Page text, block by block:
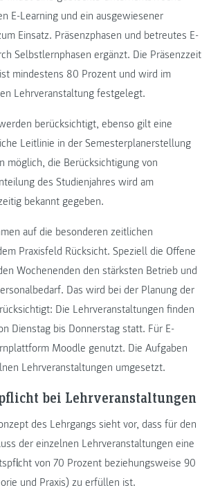
E-Learning und ein ausgewiesener
Einsatz. Präsenzphasen und betreutes E-
Selbstlernphasen ergänzt. Die Präsenzzeit
mindestens 80 Prozent und wird im
Lehrveranstaltung festgelegt.
berücksichtigt, ebenso gilt eine
Leitlinie in der Semesterplanerstellung
möglich, die Berücksichtigung von
des Studienjahres wird am
bekannt gegeben.
auf die besonderen zeitlichen
Praxisfeld Rücksicht. Speziell die Offene
Wochenenden den stärksten Betrieb und
Das wird bei der Planung der
Die Lehrveranstaltungen finden
Dienstag bis Donnerstag statt. Für E-
Moodle genutzt. Die Aufgaben
Lehrveranstaltungen umgesetzt.
bei Lehrveranstaltungen
des Lehrgangs sieht vor, dass für den
der einzelnen Lehrveranstaltungen eine
von 70 Prozent beziehungsweise 90
und Praxis) zu erfüllen ist.